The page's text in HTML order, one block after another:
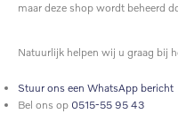
maar deze shop wordt beheerd
Natuurlijk helpen wij u graag bij
Stuur ons een WhatsApp bericht
Bel ons op 0515-55 95 43